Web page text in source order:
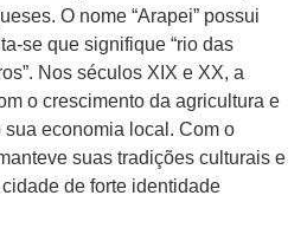
O nome “Arapei” possui
se que signifique “rio das
Nos séculos XIX e XX, a
o crescimento da agricultura e
economia local. Com o
suas tradições culturais e
de forte identidade